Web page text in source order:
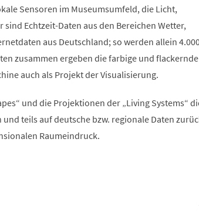
Sensoren im Museumsumfeld, die Licht,
Echtzeit-Daten aus den Bereichen Wetter,
aus Deutschland; so werden allein
zusammen ergeben die farbige und flackernde
auch als Projekt der Visualisierung.
und die Projektionen der „Living Systems“
teils auf deutsche bzw. regionale Daten
Raumeindruck.